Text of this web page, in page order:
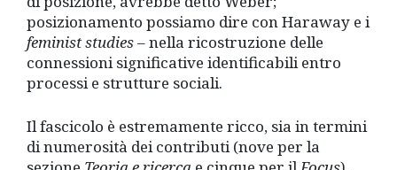
posizionamento possiamo dire con Haraway e i
feminist studies– nella ricostruzione delle
connessioni significative identificabili entro
processi e strutture sociali.
Il fascicolo è estremamente ricco, sia in termini
di numerosità dei contributi (nove per la